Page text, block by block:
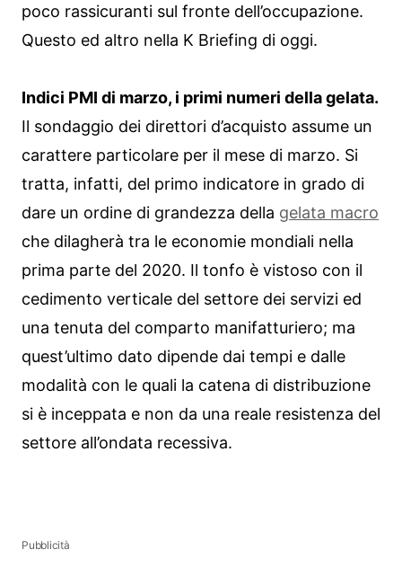
poco rassicuranti sul fronte dell’occupazione.
Questo ed altro nella K Briefing di oggi.
Indici PMI di marzo, i primi numeri della gelata.
Il sondaggio dei direttori d’acquisto assume un
carattere particolare per il mese di marzo. Si
tratta, infatti, del primo indicatore in grado di
dare un ordine di grandezza della gelata macro
che dilagherà tra le economie mondiali nella
prima parte del 2020. Il tonfo è vistoso con il
cedimento verticale del settore dei servizi ed
una tenuta del comparto manifatturiero; ma
quest’ultimo dato dipende dai tempi e dalle
modalità con le quali la catena di distribuzione
si è inceppata e non da una reale resistenza del
settore all’ondata recessiva.
Pubblicità